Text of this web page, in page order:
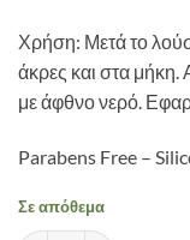
Χρήση: Μετά το
άκρες και στα μήκη.
με άφθνο νερό.
Parabens Free –
Σε απόθεμα